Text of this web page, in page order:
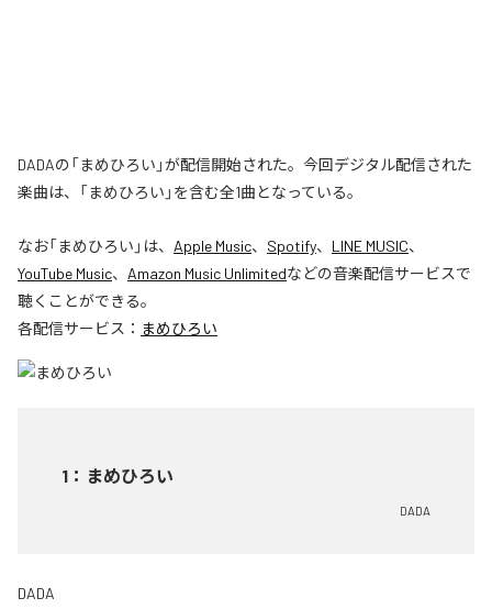
DADAの「まめひろい」が配信開始された。今回デジタル配信された
楽曲は、「まめひろい」を含む全1曲となっている。
なお「まめひろい 」は、 Apple Music、 Spotify、 LINE MUSIC、
YouTube Music、 Amazon Music Unlimitedなどの音楽配信サービスで
聴くことができる。
各配信サービス： まめひろい
1 ： まめひろい
DADA
DADA